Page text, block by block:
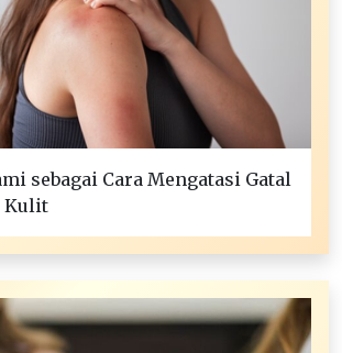
sebagai Cara Mengatasi Gatal
Kulit